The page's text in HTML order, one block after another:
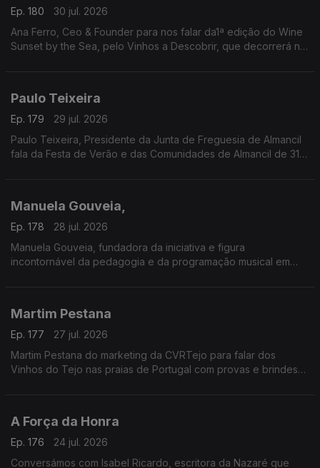
Ep. 180
30 jul. 2026
Ana Ferro, Ceo & Founder para nos falar da1ª edição do Wine
Sunset by the Sea, pelo Vinhos a Descobrir, que decorrerá no
Paulo Teixeira
Ep. 179
29 jul. 2026
Paulo Teixeira, Presidente da Junta de Freguesia de Almancil
fala da Festa de Verão e das Comunidades de Almancil de 31
A entrada é gratuita e as portas abrem todos os dias às 18h00.
Manuela Gouveia,
Ep. 178
28 jul. 2026
Manuela Gouveia, fundadora da iniciativa e figura
incontornável da pedagogia e da programação musical em
referência nacional e internacional na formação e
apresentação pianística.
Martim Pestana
Ep. 177
27 jul. 2026
Martim Pestana do marketing da CVRTejo para falar dos
Vinhos do Tejo nas praias de Portugal com provas e brindes
A Força da Honra
Ep. 176
24 jul. 2026
Conversámos com Isabel Ricardo, escritora da Nazaré que